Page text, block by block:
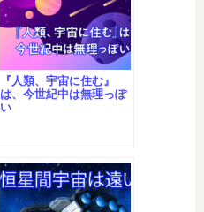
『人類、宇宙に住む』
は、今世紀中は無理っぽ
い